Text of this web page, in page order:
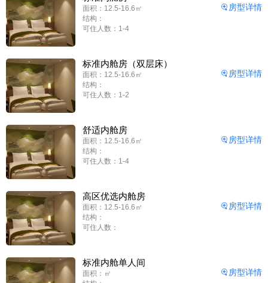
面积：12.5-16.6㎡
结构：
可住人数：1-4
房型详情
标准内舱房（双层床）
面积：12.5-16.6㎡
结构：
可住人数：1-2
房型详情
舒适内舱房
面积：12.5-16.6㎡
结构：
可住人数：1-4
房型详情
高区优选内舱房
面积：12.5-16.6㎡
结构：
可住人数：
房型详情
标准内舱单人间
面积：㎡
房型详情